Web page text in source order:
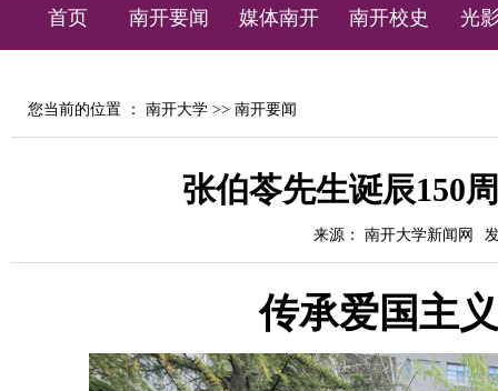
首页 南开要闻 媒体南开 南开校史 光
您当前的位置 ： 南开大学 >> 南开要闻
张伯苓先生诞辰150
来源： 南开大学新闻网
传承爱国主